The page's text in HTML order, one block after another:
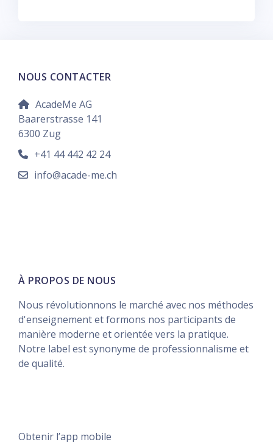
NOUS CONTACTER
AcadeMe AG
Baarerstrasse 141
6300 Zug
+41 44 442 42 24
info@acade-me.ch
À PROPOS DE NOUS
Nous révolutionnons le marché avec nos méthodes
d'enseignement et formons nos participants de
manière moderne et orientée vers la pratique.
Notre label est synonyme de professionnalisme et
de qualité.
Obtenir l’app mobile